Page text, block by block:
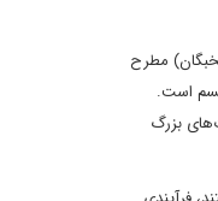
مطرح
است.
بزرگ